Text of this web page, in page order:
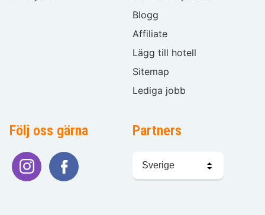
Blogg
Affiliate
Lägg till hotell
Sitemap
Lediga jobb
Följ oss gärna Partners
språk